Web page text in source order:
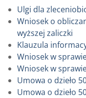
Ulgi dla
Wniosek o
wyższej zaliczki
Klauzula
Wniosek w
Wniosek w
Umowa o dzieło
Umowa o dzieło